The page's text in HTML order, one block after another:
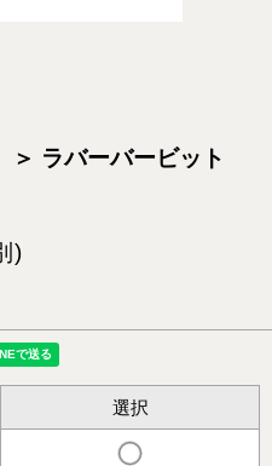
ラバーバービット
)
選択